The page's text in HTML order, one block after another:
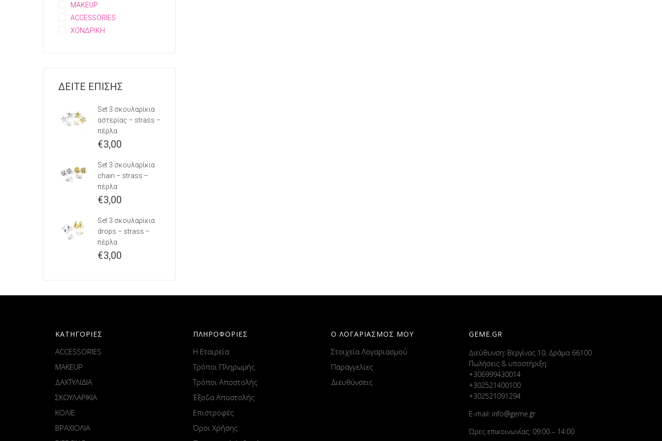
MAKEUP
ACCESSORIES
ΧΟΝΔΡΙΚΗ
ΔΕΙΤΕ ΕΠΙΣΗΣ
Set 3 σκουλαρίκια
αστερίας – strass –
πέρλα
€3,00
Set 3 σκουλαρίκια
chain – strass –
πέρλα
€3,00
Set 3 σκουλαρίκια
drops – strass –
πέρλα
€3,00
ΚΑΤΗΓΟΡΙΕΣ
ACCESSORIES
MAKEUP
ΔΑΧΤΥΛΙΔΙΑ
ΣΚΟΥΛΑΡΙΚΙΑ
ΚΟΛΙΕ
ΒΡΑΧΙΟΛΙΑ
ΠΛΗΡΟΦΟΡΙΕΣ
Η Εταιρεία
Τρόποι Πληρωμής
Τρόποι Αποστολής
Έξοδα Αποστολής
Επιστροφές
Όροι Χρήσης
Ο ΛΟΓΑΡΙΑΣΜΟΣ ΜΟΥ
Στοιχεία Λογαριασμού
Παραγγελίες
Διευθύνσεις
GEME.GR
Διεύθυνση: Βεργίνας 10, Δράμα 66100
Πωλήσεις & υποστήριξη:
+306999430014
+302521400100
+302521091294
E-mail: info@geme.gr
Ώρες επικοινωνίας: 09:00 – 14:00